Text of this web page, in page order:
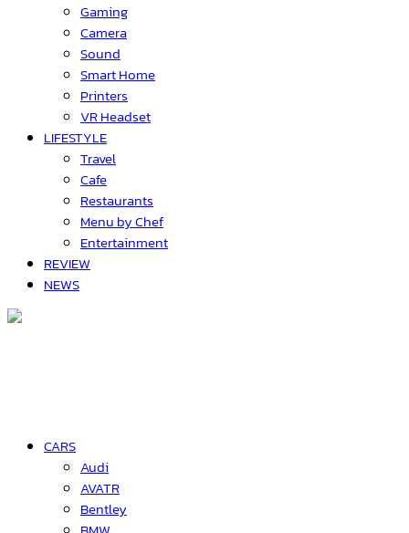
Gaming
Camera
Sound
Smart Home
Printers
VR Headset
LIFESTYLE
Travel
Cafe
Restaurants
Menu by Chef
Entertainment
REVIEW
NEWS
CARS
Audi
AVATR
Bentley